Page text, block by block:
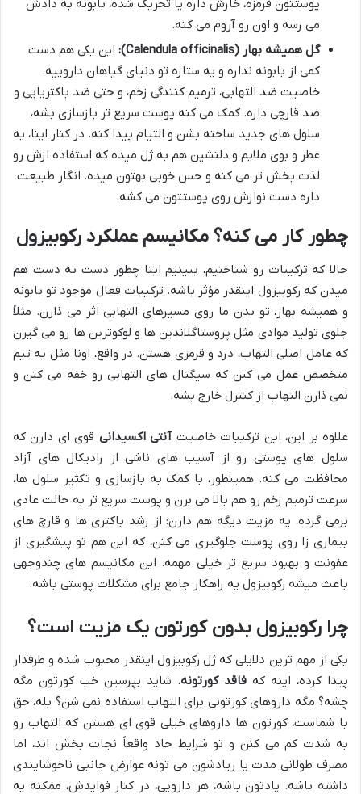
پوستتون قرمزه، خارش داره یا تحریک شده، بابونه به دادش
می رسه و اون رو آروم می کنه.
گل همیشه بهار (Calendula officinalis):
این یکی هم دست
کمی از بابونه نداره و یه ستاره تو دنیای گیاهان داروییه.
خاصیت ضد التهابی، ترمیم کنندگی زخم، و حتی ضد باکتریایی و
ضد قارچی داره. کمک می کنه پوست سریع تر بازسازی بشه،
سلول های جدید ساخته بشن و التیام پیدا کنه. در کنار اینا، یه
عطر و بوی ملایم و دلنشین هم به ژل میده که استفاده ازش رو
لذت بخش تر می کنه و حس خوبی بهتون میده. انگار طبیعت
داره دست نوازش روی پوستتون می کشه.
چطور کار می کنه؟ مکانیسم عملکرد رکوبیزول
حالا که ترکیبات رو شناختیم، ببینیم اینا چطور دست به دست هم
میدن که رکوبیزول اینقدر مؤثر باشه. ترکیبات فعال موجود تو بابونه
و همیشه بهار، تو بدن ما روی مسیرهای التهابی اثر می ذارن. مثلاً
جلوی تولید موادی مثل پروستاگلاندین ها و لوکوترین ها رو می گیرن
که عامل اصلی التهاب، درد و قرمزی هستن. در واقع، اونا مثل یه تیم
متخصص عمل می کنن که سیگنال های التهابی رو خفه می کنن و
نمی ذارن التهاب از کنترل خارج بشه.
علاوه بر این، این ترکیبات خاصیتآنتی اکسیدانی قوی ای دارن که
سلول های پوستی رو از آسیب های ناشی از رادیکال های آزاد
محافظت می کنه. همینطور، با کمک به بازسازی و تکثیر سلول ها،
سرعت ترمیم زخم رو هم بالا می برن و پوست سریع تر به حالت عادی
برمی گرده. یه مزیت دیگه هم دارن: از رشد باکتری ها و قارچ های
بیماری زا روی پوست جلوگیری می کنن، که این هم تو پیشگیری از
عفونت و بهبود سریع تر خیلی مهمه. این مکانیسم های چندوجهی
باعث میشه رکوبیزول یه راهکار جامع برای مشکلات پوستی باشه.
چرا رکوبیزول بدون کورتون یک مزیت است؟
یکی از مهم ترین دلایلی که ژل رکوبیزول اینقدر محبوب شده و طرفدار
پیدا کرده، اینه که فاقد کورتونه. شاید بپرسین خب کورتون مگه
چشه؟ مگه داروهای کورتونی برای التهاب استفاده نمی شن؟ بله، حق
با شماست، کورتون ها داروهای خیلی قوی ای هستن که التهاب رو
به شدت کم می کنن و تو شرایط حاد واقعاً نجات بخش اند، اما
مصرف طولانی مدت یا زیادشون می تونه عوارض جانبی ناخوشایندی
داشته باشه. یادتون باشه، هر دارویی، در کنار فوایدش، ممکنه یه